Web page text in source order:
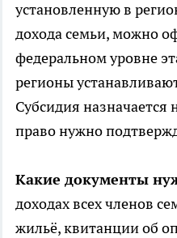
установленную в
дохода семьи, можно
федеральном уровне
регионы
Субсидия назначается
право нужно
Какие документы
доходах всех членов
жильё, квитанции об